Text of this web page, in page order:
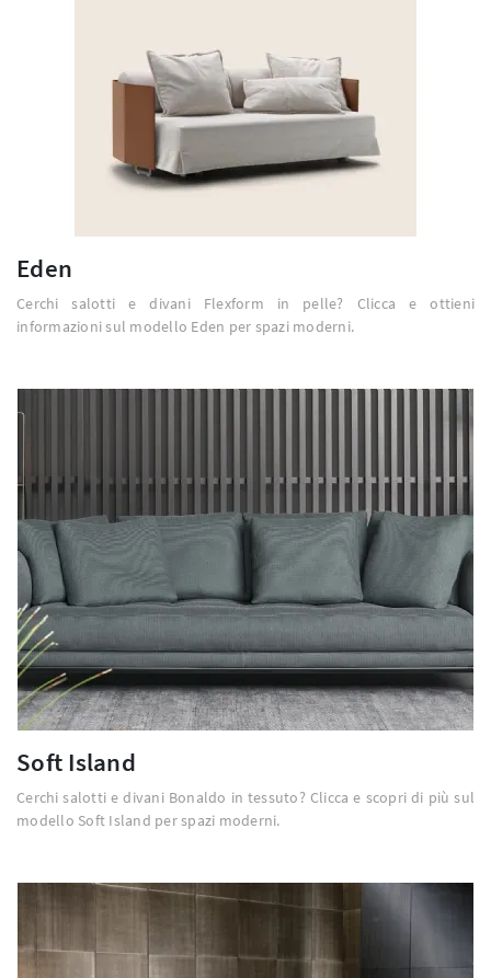
Eden
Cerchi salotti e divani Flexform in pelle? Clicca e ottieni
informazioni sul modello Eden per spazi moderni.
Soft Island
Cerchi salotti e divani Bonaldo in tessuto? Clicca e scopri di più sul
modello Soft Island per spazi moderni.